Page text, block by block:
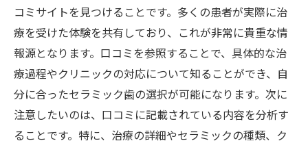
コミサイトを見つけることです。多くの患者が実際に治
療を受けた体験を共有しており、これが非常に貴重な情
報源となります。口コミを参照することで、具体的な治
療過程やクリニックの対応について知ることができ、自
分に合ったセラミック歯の選択が可能になります。次に
注意したいのは、口コミに記載されている内容を分析す
ることです。特に、治療の詳細やセラミックの種類、ク